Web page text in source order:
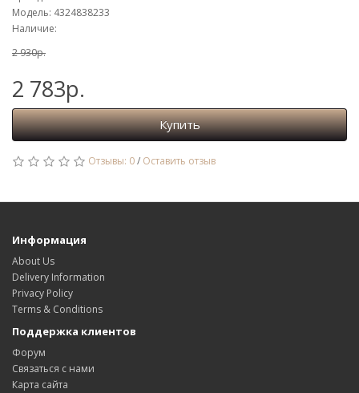
Модель: 4324838233
Наличие:
2 930р.
2 783р.
Купить
Отзывы: 0/ Оставить отзыв
Информация
About Us
Delivery Information
Privacy Policy
Terms & Conditions
Поддержка клиентов
Форум
Связаться с нами
Карта сайта